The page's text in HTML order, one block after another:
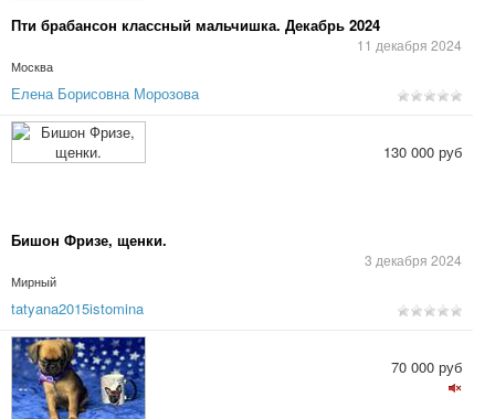
Пти брабансон классный мальчишка. Декабрь 2024
11 декабря 2024
Москва
Елена Борисовна Морозова
Бишон Фризе, щенки.
3 декабря 2024
Мирный
130 000 руб
tatyana2015istomina
70 000 руб